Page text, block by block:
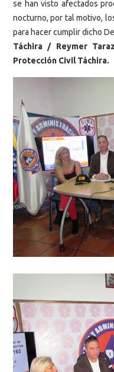
se han visto afectados
nocturno, por tal motivo,
para hacer cumplir dicho
Táchira / Reymer
Protección Civil Táchira.